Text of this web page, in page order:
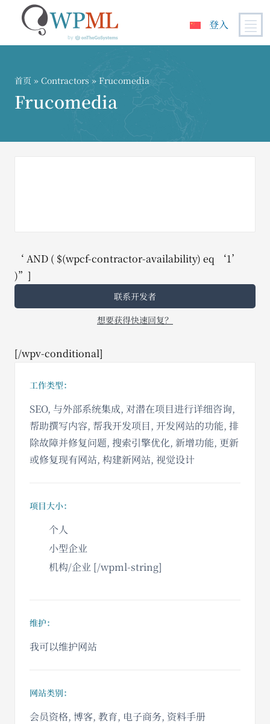
登入
首页 » Contractors » Frucomedia
Frucomedia
‘ AND ( $(wpcf-contractor-availability) eq ‘1’
)”]
联系开发者
想要获得快速回复？
[/wpv-conditional]
工作类型：
SEO, 与外部系统集成, 对潜在项目进行详细咨询,
帮助撰写内容, 帮我开发项目, 开发网站的功能, 排
除故障并修复问题, 搜索引擎优化, 新增功能, 更新
或修复现有网站, 构建新网站, 视觉设计
项目大小：
个人
小型企业
机构/企业 [/wpml-string]
维护：
我可以维护网站
网站类别：
会员资格, 博客, 教育, 电子商务, 资料手册